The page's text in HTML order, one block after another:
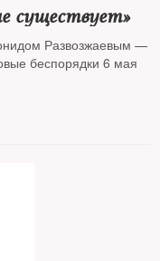
существует»
Развозжаевым —
беспорядки 6 мая